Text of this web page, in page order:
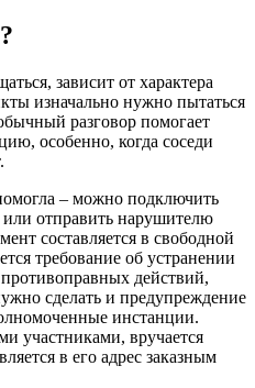
зависит от характера
изначально нужно пытаться
разговор помогает
особенно, когда соседи
– можно подключить
отправить нарушителю
составляется в свободной
требование об устранении
действий,
сделать и предупреждение
инстанции.
участниками, вручается
в его адрес заказным